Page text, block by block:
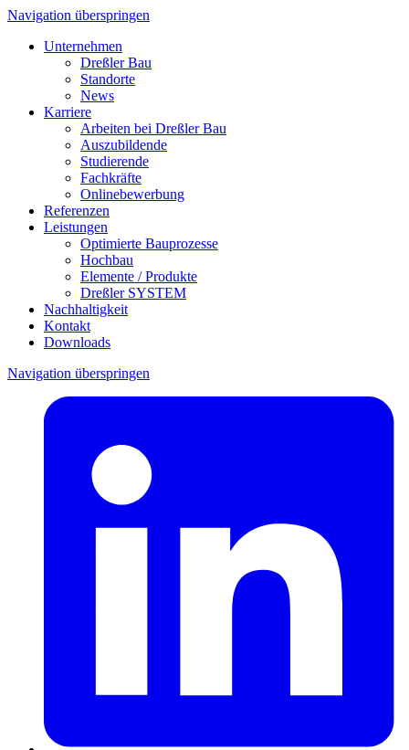
Navigation überspringen
Unternehmen
Dreßler Bau
Standorte
News
Karriere
Arbeiten bei Dreßler Bau
Auszubildende
Studierende
Fachkräfte
Onlinebewerbung
Referenzen
Leistungen
Optimierte Bauprozesse
Hochbau
Elemente / Produkte
Dreßler SYSTEM
Nachhaltigkeit
Kontakt
Downloads
Navigation überspringen